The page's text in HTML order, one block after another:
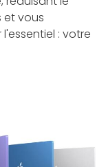
et vous
: votre